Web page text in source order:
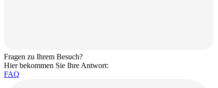
Fragen zu Ihrem Besuch?
Hier bekommen Sie Ihre Antwort:
FAQ